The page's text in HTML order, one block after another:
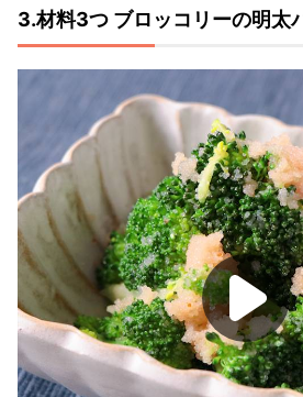
3.材料3つ ブロッコリーの明太